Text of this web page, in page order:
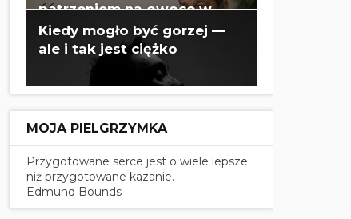
patrzeniem na owoce w
swoim życiu? - Paul Washer
Kiedy mogło być gorzej —
ale i tak jest ciężko
MOJA PIELGRZYMKA
Przygotowane serce jest o wiele lepsze
niż przygotowane kazanie.
Edmund Bounds